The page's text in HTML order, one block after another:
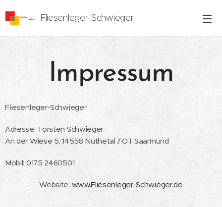
Fliesenleger-Schwieger
Impressum
Fliesenleger-Schwieger
Adresse: Torsten Schwieger
An der Wiese 5, 14558 Nuthetal / OT Saarmund
Mobil: 0175 2460501
Website:www.Fliesenleger-Schwieger.de